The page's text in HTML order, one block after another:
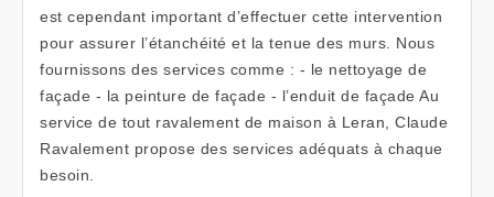
est cependant important d’effectuer cette intervention
pour assurer l’étanchéité et la tenue des murs. Nous
fournissons des services comme : - le nettoyage de
façade - la peinture de façade - l’enduit de façade Au
service de tout ravalement de maison à Leran, Claude
Ravalement propose des services adéquats à chaque
besoin.